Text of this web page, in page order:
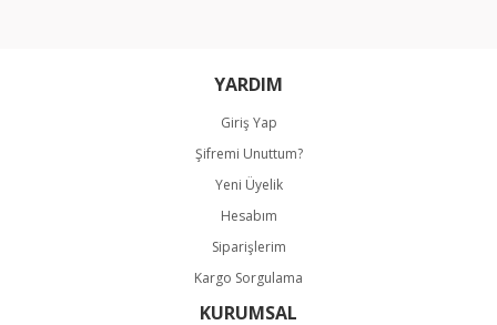
YARDIM
Giriş Yap
Şifremi Unuttum?
Yeni Üyelik
Hesabım
Siparişlerim
Kargo Sorgulama
KURUMSAL